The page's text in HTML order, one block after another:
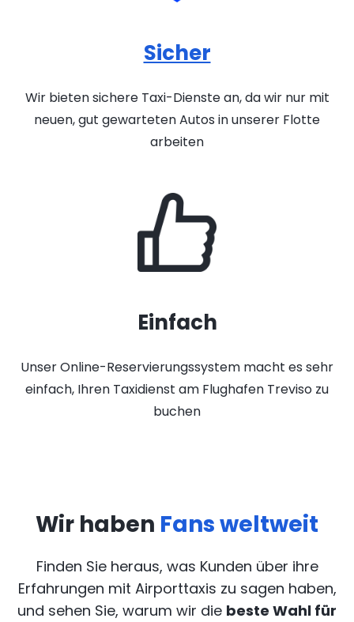
Sicher
Wir bieten sichere Taxi-Dienste an, da wir nur mit
neuen, gut gewarteten Autos in unserer Flotte
arbeiten
Einfach
Unser Online-Reservierungssystem macht es sehr
einfach, Ihren Taxidienst am Flughafen Treviso zu
buchen
Wir haben Fans weltweit
Finden Sie heraus, was Kunden über ihre
Erfahrungen mit Airporttaxis zu sagen haben,
und sehen Sie, warum wir die beste Wahl für